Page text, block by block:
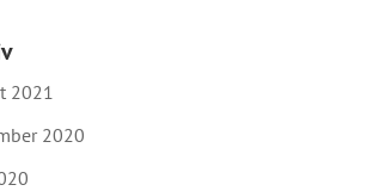
2021
2020